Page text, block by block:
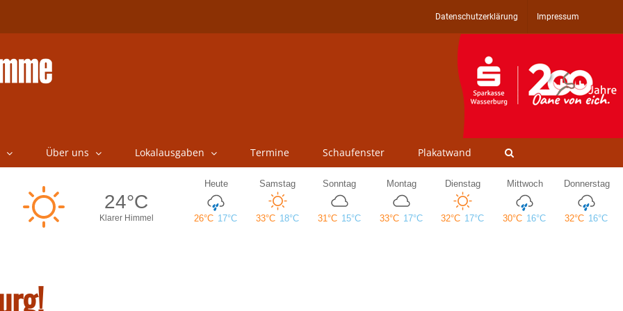
Datenschutzerklärung Impressum
Über uns Lokalausgaben Termine Schaufenster Plakatwand